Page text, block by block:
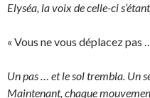
Elyséa, la voix de celle-ci
« Vous ne vous déplacez pas
Un pas … et le sol trembla. Un
Maintenant, chaque